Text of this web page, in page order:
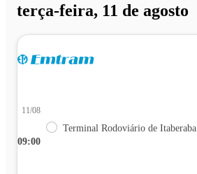
terça-feira, 11 de agosto
09:00
11/08
Terminal Rodoviário de Itaberaba